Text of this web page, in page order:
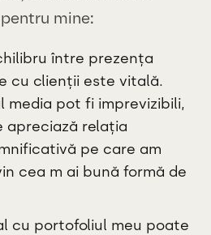
mine:
între prezența
cu clienții este vitală.
media pot fi imprevizibili,
apreciază relația
pe care am
cea m ai bună formă de
cu portofoliul meu poate